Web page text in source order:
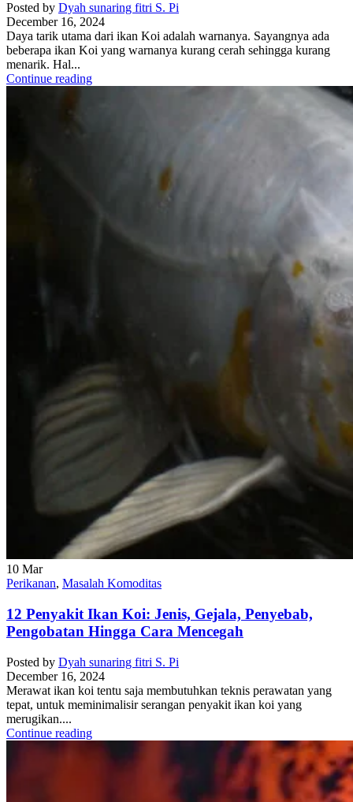
Posted by Dyah sunaring fitri S. Pi
December 16, 2024
Daya tarik utama dari ikan Koi adalah warnanya. Sayangnya ada
beberapa ikan Koi yang warnanya kurang cerah sehingga kurang
menarik. Hal...
Continue reading
10 Mar
Perikanan, Masalah Komoditas
12 Penyakit Ikan Koi: Jenis, Gejala, Penyebab,
Pengobatan Hingga Cara Mencegah
Posted by Dyah sunaring fitri S. Pi
December 16, 2024
Merawat ikan koi tentu saja membutuhkan teknis perawatan yang
tepat, untuk meminimalisir serangan penyakit ikan koi yang
merugikan....
Continue reading